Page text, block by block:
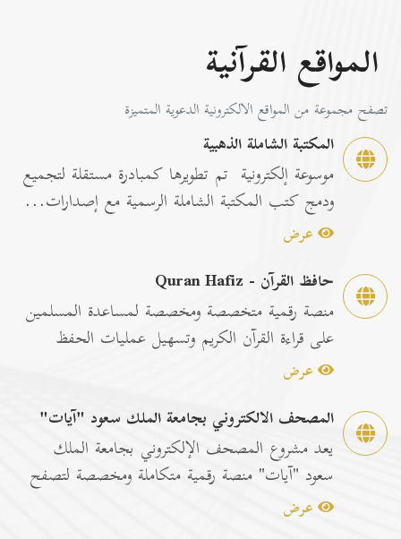
المواقع القرآنية
تصفح مجموعة من المواقع الالكترونية الدعوية المتميزة
المكتبة الشاملة الذهبية
موسوعة إلكترونية تم تطويرها كمبادرة مستقلة لتجميع
ودمج كتب المكتبة الشاملة الرسمية مع إصدارات...
عرض
حافظ القرآن - Quran Hafiz
منصة رقمية متخصصة ومخصصة لمساعدة المسلمين
على قراءة القرآن الكريم وتسهيل عمليات الحفظ
والمراجعة عبر...
عرض
المصحف الالكتروني بجامعة الملك سعود "آيات"
يعد مشروع المصحف الإلكتروني بجامعة الملك
سعود "آيات" منصة رقمية متكاملة ومخصصة لتصفح
وقراءة القرآن ا...
عرض